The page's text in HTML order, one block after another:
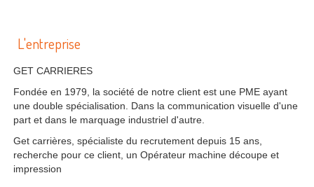
L'entreprise
GET CARRIERES
Fondée en 1979, la société de notre client est une PME ayant
une double spécialisation. Dans la communication visuelle d'une
part et dans le marquage industriel d'autre.
Get carrières, spécialiste du recrutement depuis 15 ans,
recherche pour ce client, un Opérateur machine découpe et
impression